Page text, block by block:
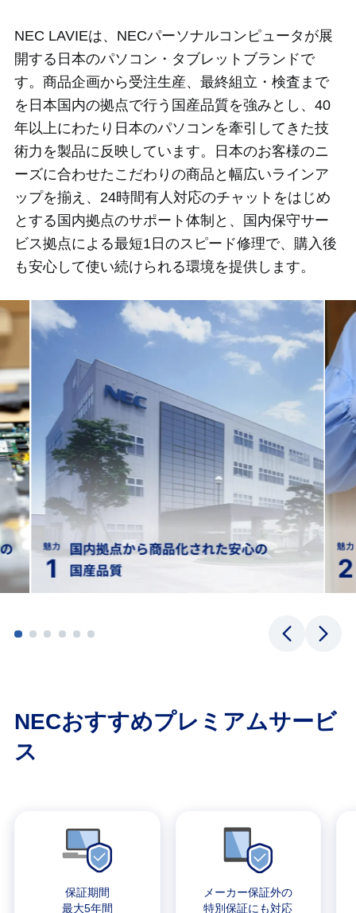
NEC LAVIEは、NECパーソナルコンピュータが展
開する日本のパソコン・タブレットブランドで
す。商品企画から受注生産、最終組立・検査まで
を日本国内の拠点で行う国産品質を強みとし、40
年以上にわたり日本のパソコンを牽引してきた技
術力を製品に反映しています。日本のお客様のニ
ーズに合わせたこだわりの商品と幅広いラインア
ップを揃え、24時間有人対応のチャットをはじめ
とする国内拠点のサポート体制と、国内保守サー
ビス拠点による最短1日のスピード修理で、購入後
も安心して使い続けられる環境を提供します。
NECおすすめプレミアムサービ
ス
保証期間
最大5年間
メーカー保証外の
特別保証にも対応